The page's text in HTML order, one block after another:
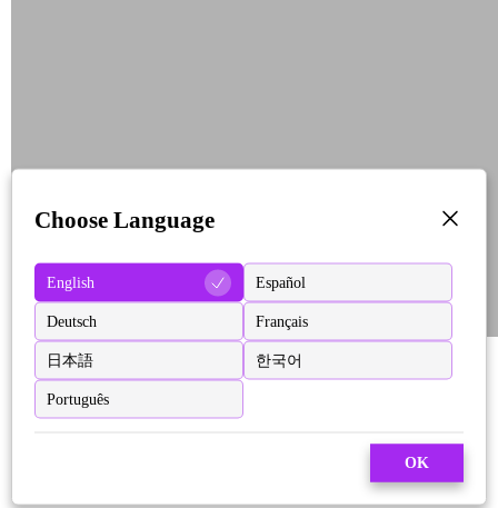
Choose Language
English Español
Deutsch Français
日本語 한국어
Português
OK